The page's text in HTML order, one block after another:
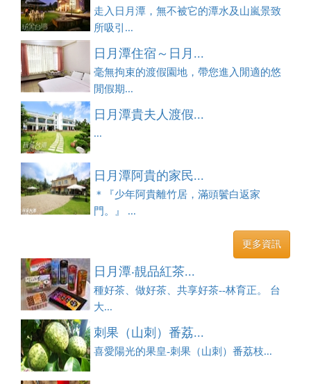
走入日月潭，無不被它的潭水及山嵐景致
所吸引...
日月潭住宿～日月...
毫無拘束的渡假園地，帶您進入閒適的悠
閒假期...
日月潭貴夫人渡假...
...
日月潭阿貴的家民...
＊『少年阿貴離竹居，滿頭鬢白返家
門。』 ...
更多資訊
日月潭‧靚品紅茶...
種好茶、做好茶、共享好茶--林育正。 台
大...
刺果（山刺）番荔...
喜愛陽光的果皇-刺果（山刺）番荔枝...